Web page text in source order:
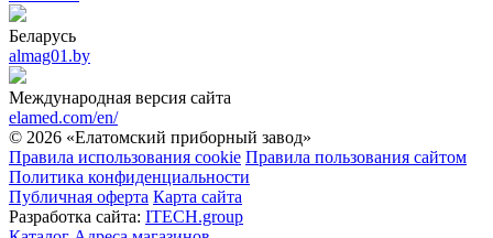
Беларусь
almag01.by
Международная версия сайта
elamed.com/en/
© 2026 «Елатомский приборный завод»
Правила использования cookie Правила пользования сайтом
Политика конфиденциальности
Публичная оферта Карта сайта
Разработка сайта: ITECH.group